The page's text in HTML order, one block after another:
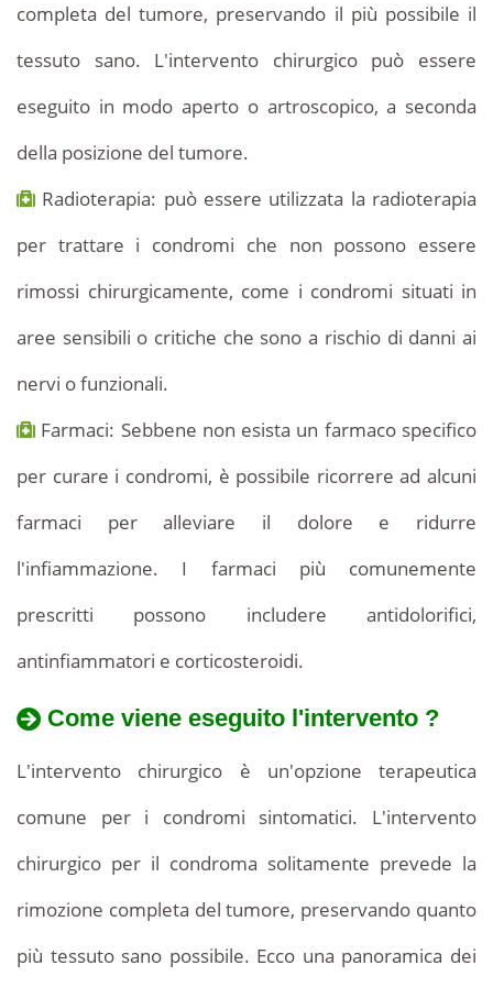
completa del tumore, preservando il più possibile il
tessuto sano. L'intervento chirurgico può essere
eseguito in modo aperto o artroscopico, a seconda
della posizione del tumore.
Radioterapia: può essere utilizzata la radioterapia
per trattare i condromi che non possono essere
rimossi chirurgicamente, come i condromi situati in
aree sensibili o critiche che sono a rischio di danni ai
nervi o funzionali.
Farmaci: Sebbene non esista un farmaco specifico
per curare i condromi, è possibile ricorrere ad alcuni
farmaci per alleviare il dolore e ridurre
l'infiammazione. I farmaci più comunemente
prescritti possono includere antidolorifici,
antinfiammatori e corticosteroidi.
Come viene eseguito l'intervento ?
L'intervento chirurgico è un'opzione terapeutica
comune per i condromi sintomatici. L'intervento
chirurgico per il condroma solitamente prevede la
rimozione completa del tumore, preservando quanto
più tessuto sano possibile. Ecco una panoramica dei